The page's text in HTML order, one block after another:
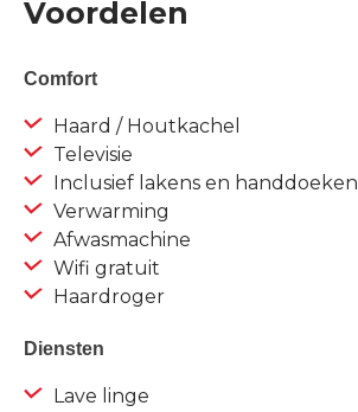
Voordelen
Comfort
Haard / Houtkachel
Televisie
Inclusief lakens en handdoeken
Verwarming
Afwasmachine
Wifi gratuit
Haardroger
Diensten
Lave linge